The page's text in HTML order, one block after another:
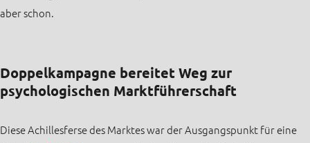
aber schon.
Doppelkampagne bereitet Weg zur
psychologischen Marktführerschaft
Diese Achillesferse des Marktes war der Ausgangspunkt für eine